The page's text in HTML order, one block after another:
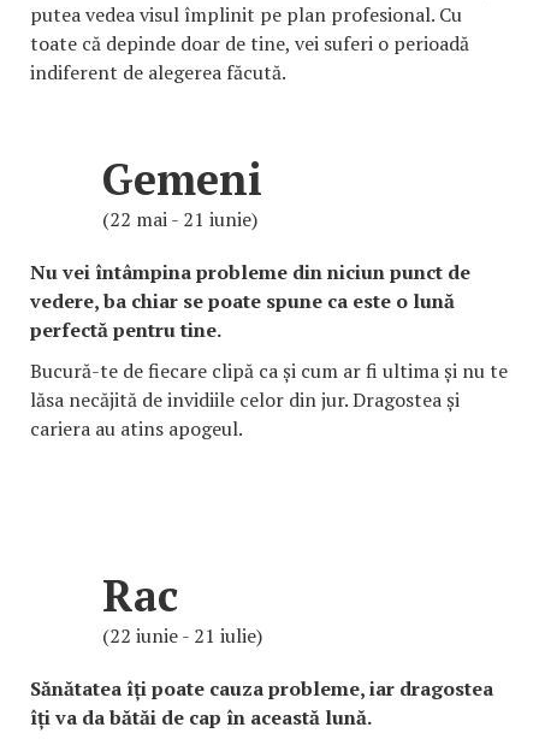
putea vedea visul împlinit pe plan profesional. Cu
toate că depinde doar de tine, vei suferi o perioadă
indiferent de alegerea făcută.
Gemeni
(22 mai - 21 iunie)
Nu vei întâmpina probleme din niciun punct de
vedere, ba chiar se poate spune ca este o lună
perfectă pentru tine.
Bucură-te de fiecare clipă ca și cum ar fi ultima și nu te
lăsa necăjită de invidiile celor din jur. Dragostea și
cariera au atins apogeul.
Rac
(22 iunie - 21 iulie)
Sănătatea îți poate cauza probleme, iar dragostea
îți va da bătăi de cap în această lună.